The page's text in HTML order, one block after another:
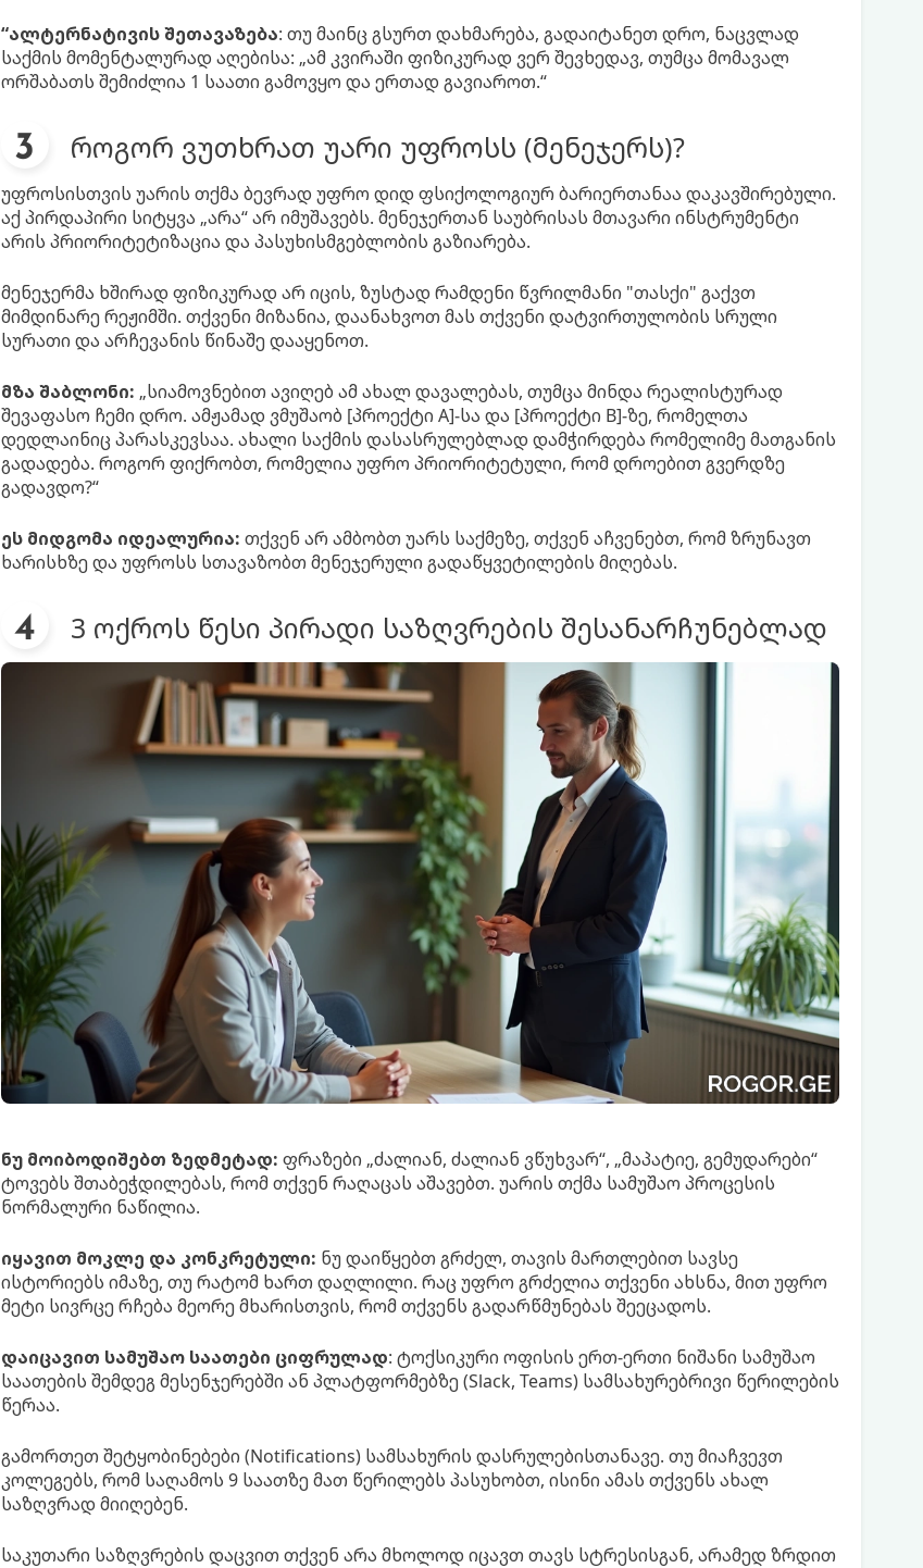
“ალტერნატივის შეთავაზება: თუ მაინც გსურთ დახმარება, გადაიტანეთ დრო, ნაცვლად
საქმის მომენტალურად აღებისა: „ამ კვირაში ფიზიკურად ვერ შევხედავ, თუმცა მომავალ
ორშაბათს შემიძლია 1 საათი გამოვყო და ერთად გავიაროთ.“
როგორ ვუთხრათ უარი უფროსს (მენეჯერს)?
უფროსისთვის უარის თქმა ბევრად უფრო დიდ ფსიქოლოგიურ ბარიერთანაა დაკავშირებული.
აქ პირდაპირი სიტყვა „არა“ არ იმუშავებს. მენეჯერთან საუბრისას მთავარი ინსტრუმენტი
არის პრიორიტეტიზაცია და პასუხისმგებლობის გაზიარება.
მენეჯერმა ხშირად ფიზიკურად არ იცის, ზუსტად რამდენი წვრილმანი "თასქი" გაქვთ
მიმდინარე რეჟიმში. თქვენი მიზანია, დაანახვოთ მას თქვენი დატვირთულობის სრული
სურათი და არჩევანის წინაშე დააყენოთ.
მზა შაბლონი: „სიამოვნებით ავიღებ ამ ახალ დავალებას, თუმცა მინდა რეალისტურად
შევაფასო ჩემი დრო. ამჟამად ვმუშაობ [პროექტი A]-სა და [პროექტი B]-ზე, რომელთა
დედლაინიც პარასკევსაა. ახალი საქმის დასასრულებლად დამჭირდება რომელიმე მათგანის
გადადება. როგორ ფიქრობთ, რომელია უფრო პრიორიტეტული, რომ დროებით გვერდზე
გადავდო?“
ეს მიდგომა იდეალურია: თქვენ არ ამბობთ უარს საქმეზე, თქვენ აჩვენებთ, რომ ზრუნავთ
ხარისხზე და უფროსს სთავაზობთ მენეჯერული გადაწყვეტილების მიღებას.
3 ოქროს წესი პირადი საზღვრების შესანარჩუნებლად
ნუ მოიბოდიშებთ ზედმეტად: ფრაზები „ძალიან, ძალიან ვწუხვარ“, „მაპატიე, გემუდარები“
ტოვებს შთაბეჭდილებას, რომ თქვენ რაღაცას აშავებთ. უარის თქმა სამუშაო პროცესის
ნორმალური ნაწილია.
იყავით მოკლე და კონკრეტული: ნუ დაიწყებთ გრძელ, თავის მართლებით სავსე
ისტორიებს იმაზე, თუ რატომ ხართ დაღლილი. რაც უფრო გრძელია თქვენი ახსნა, მით უფრო
მეტი სივრცე რჩება მეორე მხარისთვის, რომ თქვენს გადარწმუნებას შეეცადოს.
დაიცავით სამუშაო საათები ციფრულად: ტოქსიკური ოფისის ერთ-ერთი ნიშანი სამუშაო
საათების შემდეგ მესენჯერებში ან პლატფორმებზე (Slack, Teams) სამსახურებრივი წერილების
წერაა.
გამორთეთ შეტყობინებები (Notifications) სამსახურის დასრულებისთანავე. თუ მიაჩვევთ
კოლეგებს, რომ საღამოს 9 საათზე მათ წერილებს პასუხობთ, ისინი ამას თქვენს ახალ
საზღვრად მიიღებენ.
საკუთარი საზღვრების დაცვით თქვენ არა მხოლოდ იცავთ თავს სტრესისგან, არამედ ზრდით